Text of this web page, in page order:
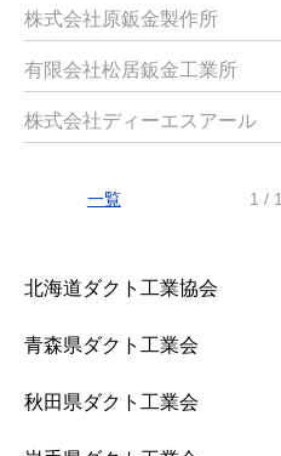
北海道ダクト工業協会
青森県ダクト工業会
秋田県ダクト工業会
株式会社原鈑金製作所
有限会社松居鈑金工業所
株式会社ディーエスアール
一覧 1 / 1